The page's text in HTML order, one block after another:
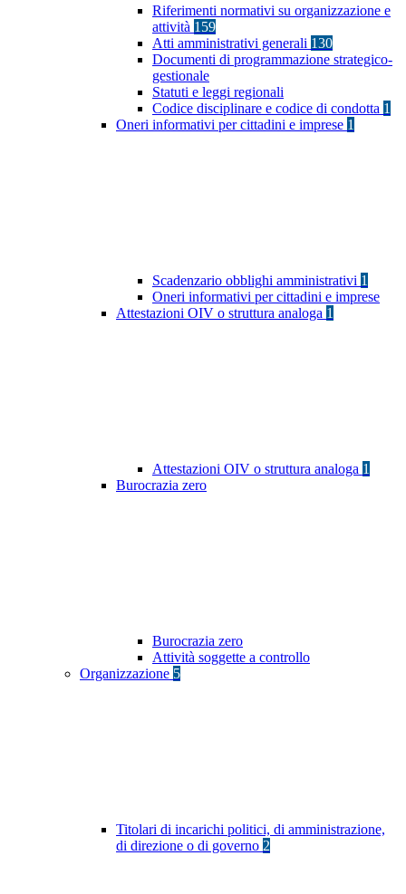
Riferimenti normativi su organizzazione e
attività 159
Atti amministrativi generali 130
Documenti di programmazione strategico-
gestionale
Statuti e leggi regionali
Codice disciplinare e codice di condotta 1
Oneri informativi per cittadini e imprese 1
Scadenzario obblighi amministrativi 1
Oneri informativi per cittadini e imprese
Attestazioni OIV o struttura analoga 1
Attestazioni OIV o struttura analoga 1
Burocrazia zero
Burocrazia zero
Attività soggette a controllo
Organizzazione 5
Titolari di incarichi politici, di amministrazione,
di direzione o di governo 2